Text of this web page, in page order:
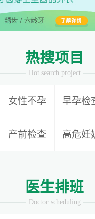
热搜项目
Hot search project
女性不孕 早孕检
产前检查 高危妊
医生排班
Doctor scheduling